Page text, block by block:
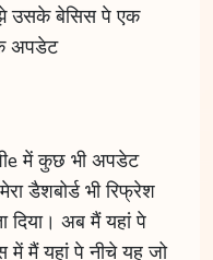
उसके बेसिस पे एक
अपडेट
में कुछ भी अपडेट
डैशबोर्ड भी रिफ्रेश
दिया। अब मैं यहां पे
में मैं यहां पे नीचे यह जो